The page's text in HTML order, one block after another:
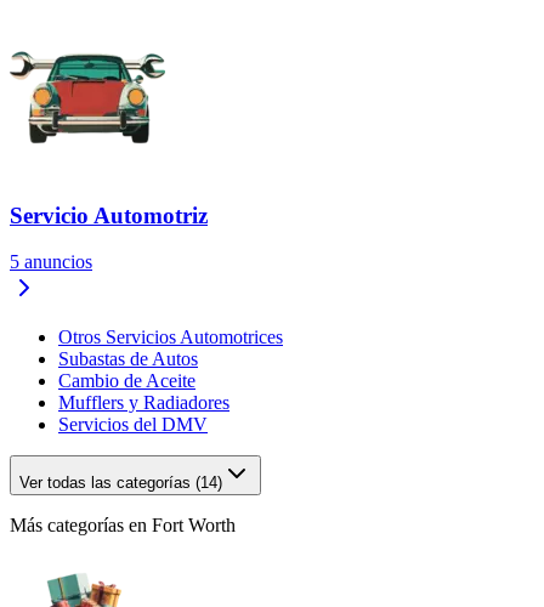
Servicio Automotriz
5 anuncios
Otros Servicios Automotrices
Subastas de Autos
Cambio de Aceite
Mufflers y Radiadores
Servicios del DMV
Ver todas las categorías (14)
Más categorías en Fort Worth